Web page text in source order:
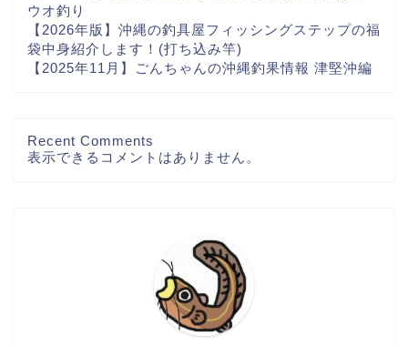
ウオ釣り
【2026年版】沖縄の釣具屋フィッシングステップの福
袋中身紹介します！(打ち込み竿)
【2025年11月】ごんちゃんの沖縄釣果情報 津堅沖編
Recent Comments
表示できるコメントはありません。